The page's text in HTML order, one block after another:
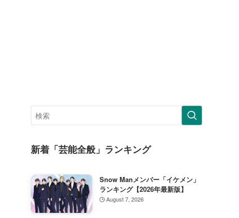
新着「芸能全般」ランキング
Snow Manメンバー「イケメン」
ランキング【2026年最新版】
August 7, 2026